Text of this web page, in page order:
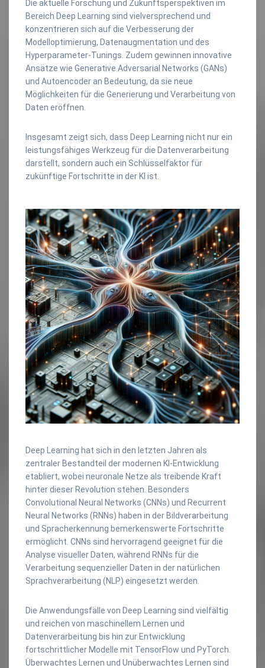
Die aktuelle Forschung und Zukunftsperspektiven im
Bereich Deep Learning sind vielversprechend und
konzentrieren sich auf die Verbesserung der
Modelloptimierung, Datenaugmentation und des
Hyperparameter-Tunings. Zudem gewinnen innovative
Ansätze wie Generative Adversarial Networks (GANs)
und Autoencoder an Bedeutung, da sie neue
Möglichkeiten für die Generierung und Verarbeitung von
Daten eröffnen.
Insgesamt zeigt sich, dass Deep Learning nicht nur ein
leistungsfähiges Werkzeug für die Datenverarbeitung
darstellt, sondern auch ein Schlüsselfaktor für
zukünftige Fortschritte in der KI ist.
Deep Learning hat sich in den letzten Jahren als
zentraler Bestandteil der modernen KI-Entwicklung
etabliert, wobei neuronale Netze als treibende Kraft
hinter dieser Revolution stehen. Besonders
Convolutional Neural Networks (CNNs) und Recurrent
Neural Networks (RNNs) haben in der Bildverarbeitung
und Spracherkennung bemerkenswerte Fortschritte
ermöglicht. CNNs sind hervorragend geeignet für die
Analyse visueller Daten, während RNNs für die
Verarbeitung sequenzieller Daten in der natürlichen
Sprachverarbeitung (NLP) eingesetzt werden.
Die Anwendungsfälle von Deep Learning sind vielfältig
und reichen von maschinellem Lernen und
Datenverarbeitung bis hin zur Entwicklung
fortschrittlicher Modelle mit TensorFlow und PyTorch.
Überwachtes Lernen und Unüberwachtes Lernen sind